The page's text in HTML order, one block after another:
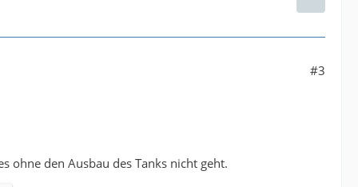
#3
ohne den Ausbau des Tanks nicht geht.